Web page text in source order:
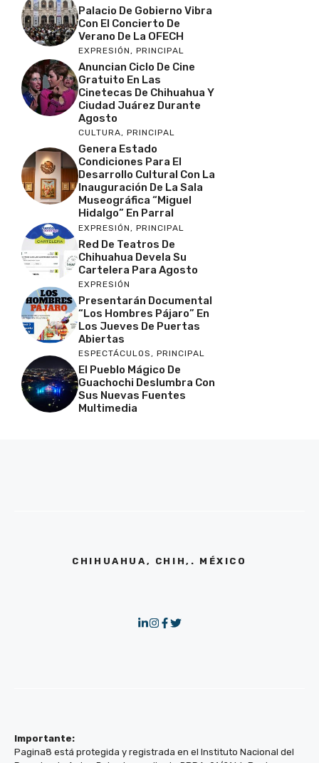
Palacio De Gobierno Vibra
Con El Concierto De
Verano De La OFECH
EXPRESIÓN, PRINCIPAL
Anuncian Ciclo De Cine
Gratuito En Las
Cinetecas De Chihuahua Y
Ciudad Juárez Durante
Agosto
CULTURA, PRINCIPAL
Genera Estado
Condiciones Para El
Desarrollo Cultural Con La
Inauguración De La Sala
Museográfica “Miguel
Hidalgo” En Parral
EXPRESIÓN, PRINCIPAL
Red De Teatros De
Chihuahua Devela Su
Cartelera Para Agosto
EXPRESIÓN
Presentarán Documental
“Los Hombres Pájaro” En
Los Jueves De Puertas
Abiertas
ESPECTÁCULOS, PRINCIPAL
El Pueblo Mágico De
Guachochi Deslumbra Con
Sus Nuevas Fuentes
Multimedia
CHIHUAHUA, CHIH,. MÉXICO
Importante:
Pagina8 está protegida y registrada en el Instituto Nacional del